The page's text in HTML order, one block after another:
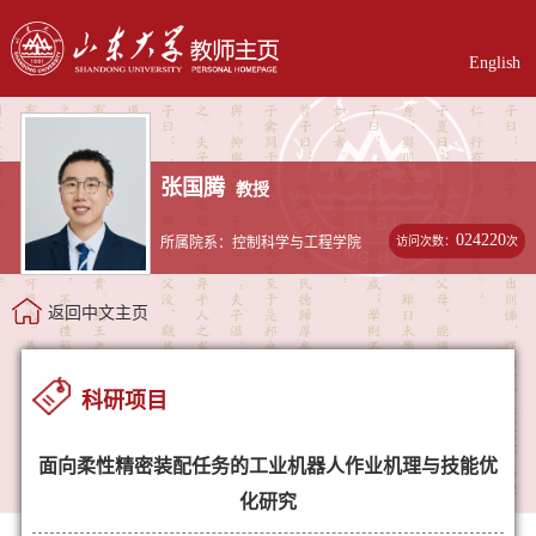
English
张国腾 教授
所属院系：控制科学与工程学院 访问次数：024220次
返回中文主页
科研项目
面向柔性精密装配任务的工业机器人作业机理与技能优
化研究